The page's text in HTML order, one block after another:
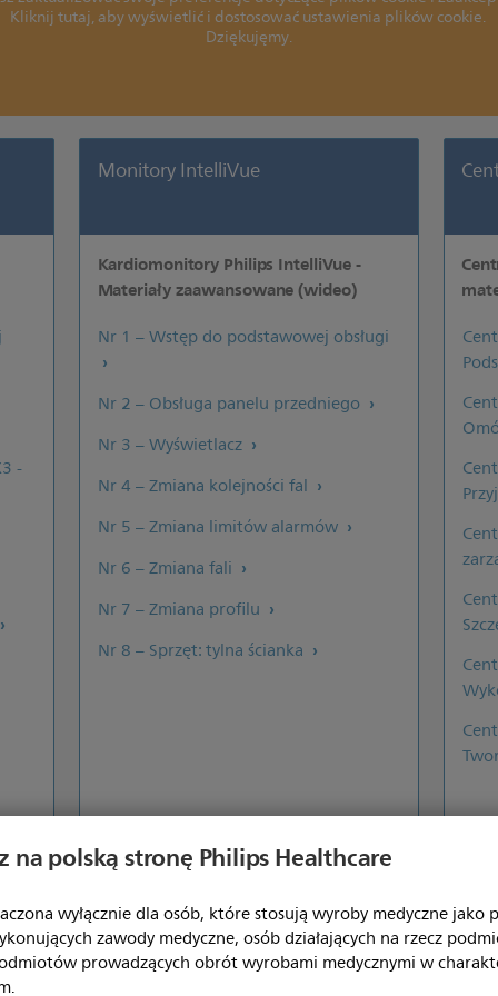
na polską stronę Philips Healthcare
wyłącznie dla osób, które stosują wyroby medyczne jako
zawody medyczne, osób działających na rzecz
prowadzących obrót wyrobami medycznymi w
Kliknij tutaj, aby wyświetlić i dostosować ustawienia plików cookie.
Dziękujęmy.
-
Monitory IntelliVue
Kardiomonitory Philips IntelliVue -
Materiały zaawansowane (wideo)
Nr 1 – Wstęp do podstawowej obsługi
Nr 2 – Obsługa panelu przedniego
Nr 3 – Wyświetlacz
Nr 4 – Zmiana kolejności fal
Nr 5 – Zmiana limitów alarmów
Nr 6 – Zmiana fali
Nr 7 – Zmiana profilu
Nr 8 – Sprzęt: tylna ścianka